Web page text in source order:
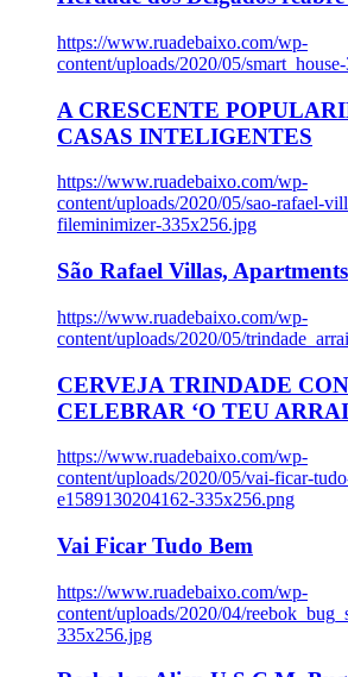
https://www.ruadebaixo.com/wp-
content/uploads/2020/05/
A CRESCENTE
CASAS INTELIGENTES
https://www.ruadebaixo.com/wp-
content/uploads/2020/05/sao-rafael-
fileminimizer-335x256.jpg
São Rafael Villas,
https://www.ruadebaixo.com/wp-
content/uploads/2020/05/
CERVEJA TRINDADE
CELEBRAR ‘O TEU
https://www.ruadebaixo.com/wp-
content/uploads/2020/05/vai-ficar-
e1589130204162-335x256.png
Vai Ficar Tudo Bem
https://www.ruadebaixo.com/wp-
content/uploads/2020/04/
335x256.jpg